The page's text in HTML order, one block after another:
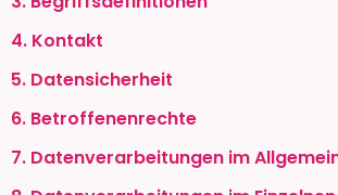
4. Kontakt
5. Datensicherheit
6. Betroffenenrechte
7. Datenverarbeitungen im